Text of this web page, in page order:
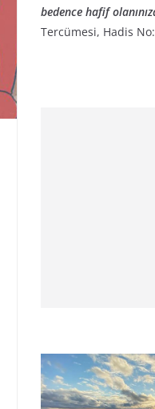
bedence hafif
Tercümesi, Hadis